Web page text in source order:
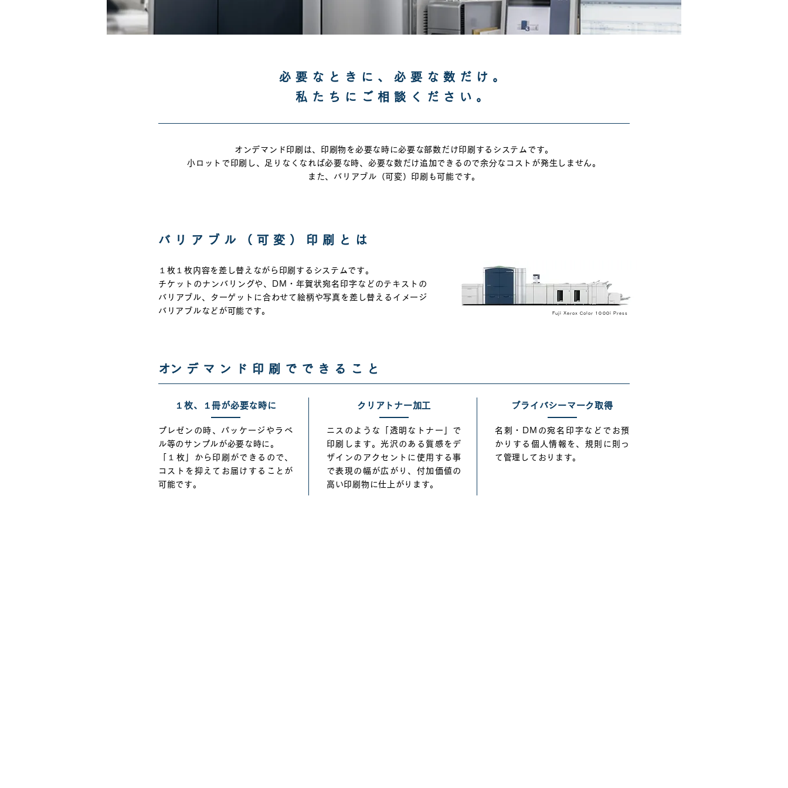
必要なときに、必要な数だけ。
私たちにご相談ください。
オンデマンド印刷は、印刷物を必要な時に必要な部数だけ印刷するシステムです。
小ロットで印刷し、足りなくなれば必要な時、 必要な数だけ追加できるので余分なコストが発生しません。
また、バリアブル（可変）印刷も可能です。
バリアブル（可変）印刷とは
１枚１枚内容を差し替えながら印刷するシステムです。
チケットのナンバリングや、DM・年賀状宛名印字などのテキストの
バリアブル、ターゲットに合わせて絵柄や写真を差し替えるイメージ
バリアブルなど が可能です。 Fuji Xerox Color 1000i Press
​オンデマンド印刷でできること
１枚、１冊が必要な時に
​プレゼンの時、パッケージやラベ
ル等のサンプルが必要な時に。
「１枚」から印刷ができるので、
コストを抑えてお届けすることが
可能です。
クリアトナー加工
ニスのような「透明なトナー」で
印刷します。光沢のある質感をデ
ザインのアクセントに使用する事
で表現の幅が広がり、付加価値の
高い印刷物に仕上がります。
プライバシーマーク取得
名刺・DMの宛名印字などでお預
かりする個人情報を、規則に則っ
て管理しております。